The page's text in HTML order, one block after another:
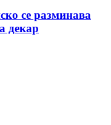
се разминава
декар